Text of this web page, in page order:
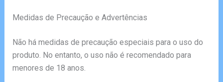
Medidas de Precaução e Advertências
Não há medidas de precaução especiais para o uso do
produto. No entanto, o uso não é recomendado para
menores de 18 anos.